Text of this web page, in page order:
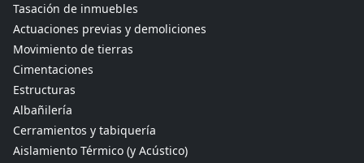
Tasación de inmuebles
Actuaciones previas y demoliciones
Movimiento de tierras
Cimentaciones
Estructuras
Albañilería
Cerramientos y tabiquería
Aislamiento Térmico (y Acústico)